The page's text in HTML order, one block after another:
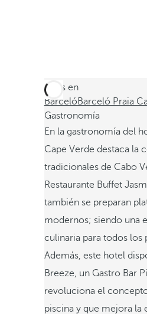
Estás en
BarcelóBarceló Praia
Gastronomía
En la gastronomía del
Cape Verde destaca la
tradicionales de Cabo
Restaurante Buffet
también se preparan
modernos; siendo una
culinaria para todos los
Además, este hotel
Breeze, un Gastro Bar
revoluciona el
piscina y que mejora la